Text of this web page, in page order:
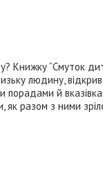
Книжку “Смуток
людину,
й
разом з ними